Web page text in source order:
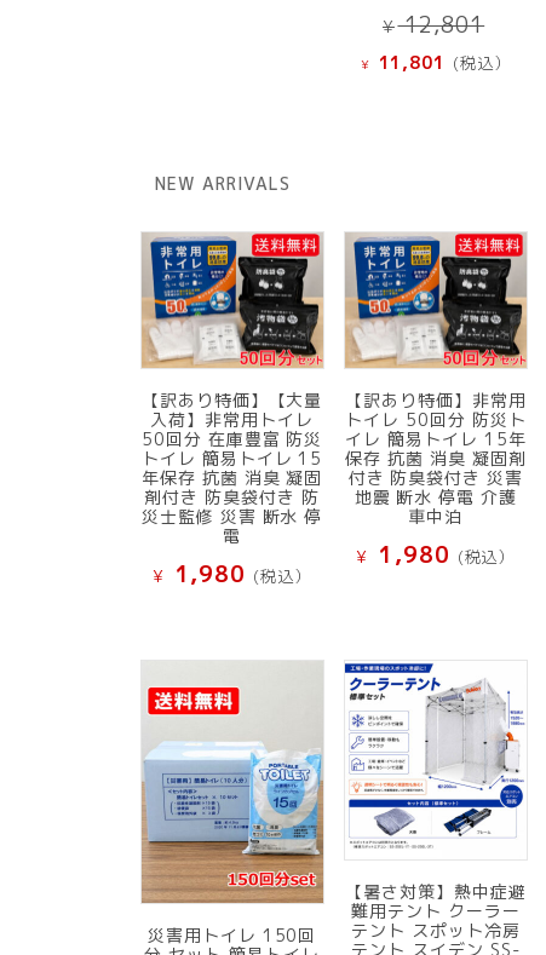
¥12,801
の
価
た。
¥ 11,801 現
で
す。
(税込）
NEW ARRIVALS
【訳あり特価】【大量
入荷】非常用トイレ
50回分 在庫豊富 防災
トイレ 簡易トイレ 15
年保存 抗菌 消臭 凝固
剤付き 防臭袋付き 防
災士監修 災害 断水 停
電
¥ 1,980 (税込）
【訳あり特価】非常用
トイレ 50回分 防災ト
イレ 簡易トイレ 15年
保存 抗菌 消臭 凝固剤
付き 防臭袋付き 災害
地震 断水 停電 介護
車中泊
¥ 1,980 (税込）
災害用トイレ 150回
【暑さ対策】熱中症避
難用テント クーラー
テント スポット冷房
テント スイデン SS-